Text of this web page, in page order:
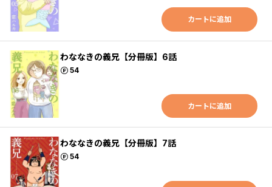
カートに追加
わななきの義兄【分冊版】6話
54
ポイント
カートに追加
わななきの義兄【分冊版】7話
54
ポイント